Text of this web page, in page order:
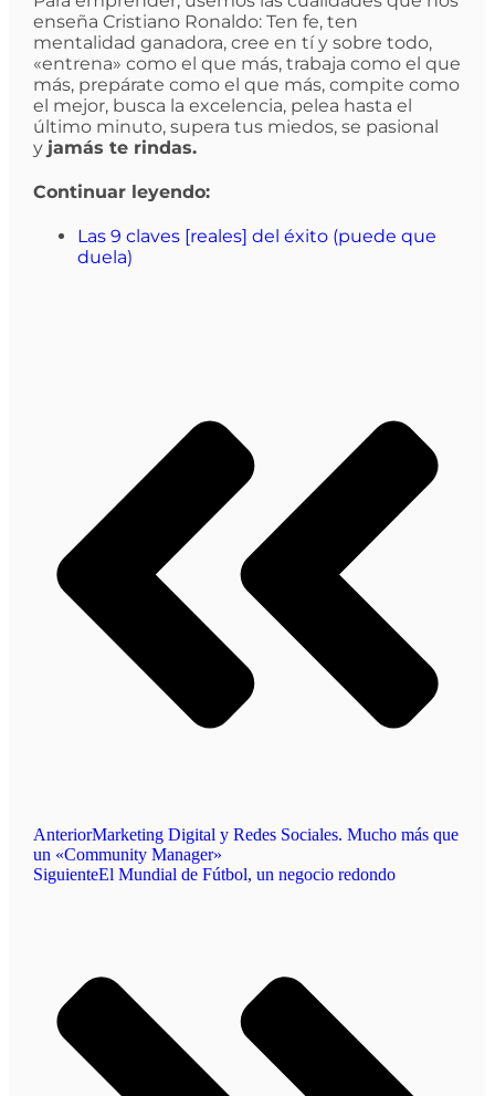
enseña Cristiano Ronaldo: Ten fe, ten
mentalidad ganadora, cree en tí y sobre todo,
«entrena» como el que más, trabaja como el que
más, prepárate como el que más, compite como
el mejor, busca la excelencia, pelea hasta el
último minuto, supera tus miedos, se pasional
y jamás te rindas.
Continuar leyendo:
Las 9 claves [reales] del éxito (puede que
duela)
AnteriorMarketing Digital y Redes Sociales. Mucho más que
un «Community Manager»
SiguienteEl Mundial de Fútbol, un negocio redondo